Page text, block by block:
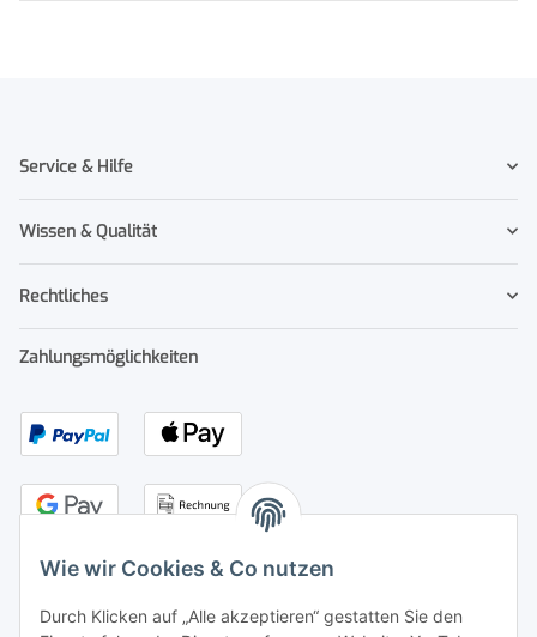
Wie wir Cookies & Co nutzen
Durch Klicken auf „Alle akzeptieren“ gestatten Sie den
Service & Hilfe
Wissen & Qualität
Rechtliches
Zahlungsmöglichkeiten